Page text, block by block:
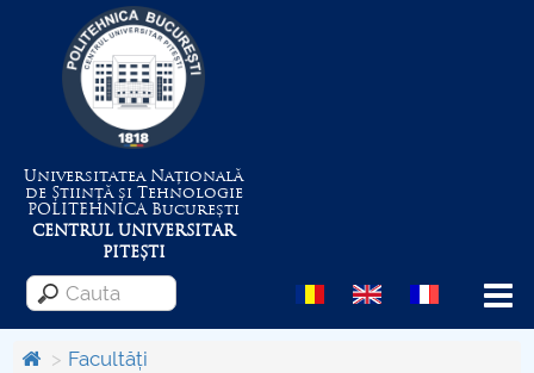
Universitatea Națională
de Știință și Tehnologie
POLITEHNICABucurești
CENTRUL UNIVERSITAR
PITEȘTI
Menu
Facultăți